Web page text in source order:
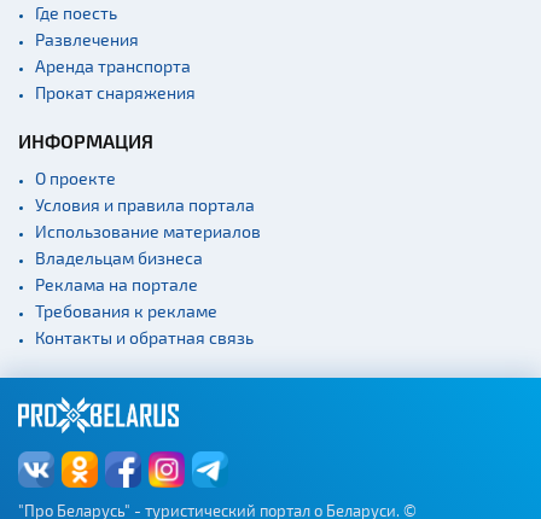
Где поесть
Развлечения
Аренда транспорта
Прокат снаряжения
ИНФОРМАЦИЯ
О проекте
Условия и правила портала
Использование материалов
Владельцам бизнеса
Реклама на портале
Требования к рекламе
Контакты и обратная связь
"Про Беларусь" - туристический портал о Беларуси. ©